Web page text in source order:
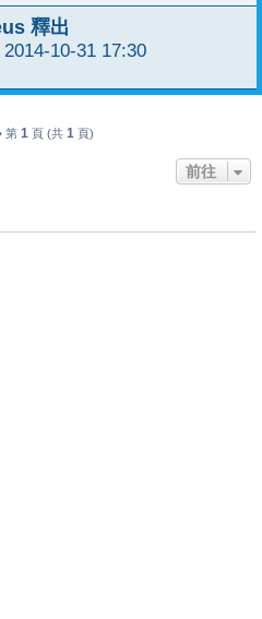
釋出
2014-10-31 17:30
第 1 頁 (共 1 頁)
前往